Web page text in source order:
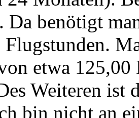
Da benötigt
Flugstunden.
etwa
Weiteren ist
bin nicht an